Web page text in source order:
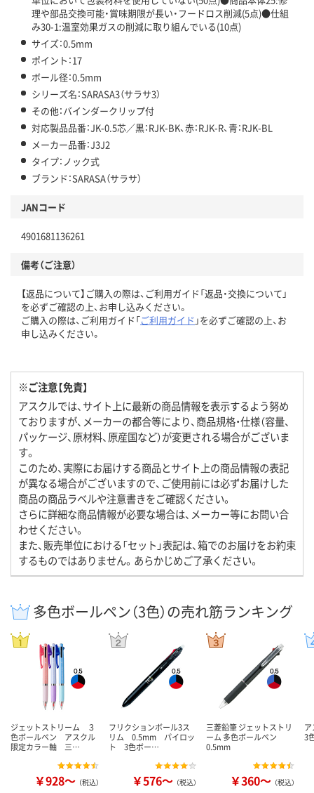
理や部品交換可能・賞味期限が長い・フードロス削減(5点)●仕組
み30-1:温室効果ガスの削減に取り組んでいる(10点)
サイズ：0.5mm
ポイント：17
ボール径：0.5mm
シリーズ名：SARASA3（サラサ3）
その他：バインダークリップ付
対応製品品番：JK-0.5芯／黒：RJK-BK、赤：RJK-R、青：RJK-BL
メーカー品番：J3J2
タイプ：ノック式
ブランド：SARASA（サラサ）
JANコード
4901681136261
備考（ご注意）
【返品について】ご購入の際は、ご利用ガイド「返品・交換について」
を必ずご確認の上、お申し込みください。
ご購入の際は、ご利用ガイド「ご利用ガイド 」を必ずご確認の上、お
申し込みください。
※ご注意【免責】
アスクルでは、サイト上に最新の商品情報を表示するよう努め
ておりますが、メーカーの都合等により、商品規格・仕様（容量、
パッケージ、原材料、原産国など）が変更される場合がございま
す。
このため、実際にお届けする商品とサイト上の商品情報の表記
が異なる場合がございますので、ご使用前には必ずお届けした
商品の商品ラベルや注意書きをご確認ください。
さらに詳細な商品情報が必要な場合は、メーカー等にお問い合
わせください。
また、販売単位における「セット」表記は、箱でのお届けをお約束
するものではありません。あらかじめご了承ください。
多色ボールペン（3色）の売れ筋ランキング
ジェットストリーム ３
色ボールペン アスクル
限定カラー軸 三…
￥928～ （税込）
フリクションボール3ス
リム 0.5mm パイロッ
ト 3色ボー…
￥576～ （税込）
三菱鉛筆 ジェットストリ
ーム 多色ボールペン
0.5mm
￥360～ （税込）
3